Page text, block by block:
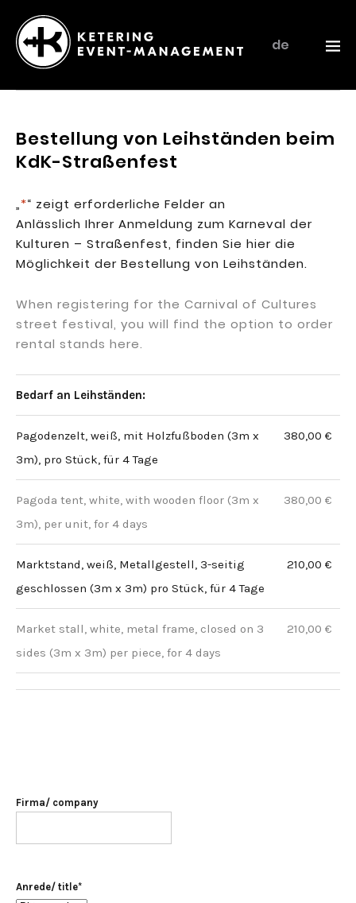
Ketering
Management
de
Bestellung von Leihständen beim
KdK-Straßenfest
„*“ zeigt erforderliche Felder an
Anlässlich Ihrer Anmeldung zum Karneval der
Kulturen – Straßenfest, finden Sie hier die
Möglichkeit der Bestellung von Leihständen.
When registering for the Carnival of Cultures
street festival, you will find the option to order
rental stands here.
Bedarf an Leihständen:
Pagodenzelt, weiß, mit Holzfußboden (3m x
3m), pro Stück, für 4 Tage
380,00 €
Pagoda tent, white, with wooden floor (3m x
3m), per unit, for 4 days
380,00 €
Marktstand, weiß, Metallgestell, 3-seitig
geschlossen (3m x 3m) pro Stück, für 4 Tage
210,00 €
Market stall, white, metal frame, closed on 3
sides (3m x 3m) per piece, for 4 days
210,00 €
Firma/ company
Anrede/ title*